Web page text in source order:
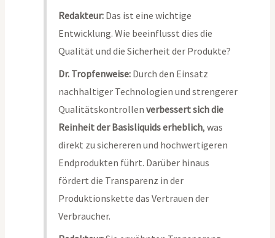
Redakteur:Das ist eine wichtige
Entwicklung. Wie beeinflusst dies die
Qualität und die Sicherheit der Produkte?
Dr. Tropfenweise:Durch den Einsatz
nachhaltiger Technologien und strengerer
Qualitätskontrollen verbessert sich die
Reinheit der Basisliquids erheblich, was
direkt zu sichereren und hochwertigeren
Endprodukten führt. Darüber hinaus
fördert die Transparenz in der
Produktionskette das Vertrauen der
Verbraucher.